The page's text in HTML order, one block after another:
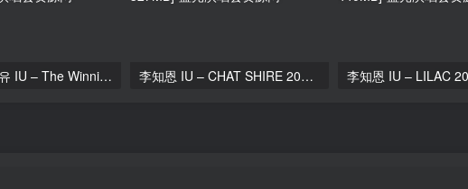
李知恩 아이유 IU – The Winning – EP [24Bit/48kHz] [Hi-Res Flac 240MB] 李知恩 IU – CHAT SHIRE 2015 [24bit/48kHz] [Hi-Res Flac 327MB]